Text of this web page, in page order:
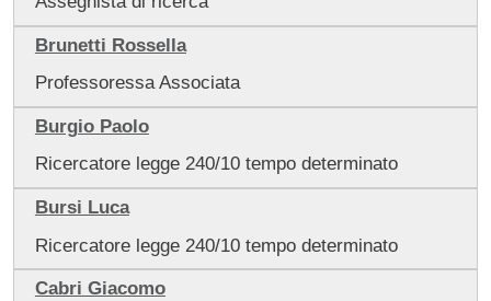
Brunetti Rossella
Professoressa Associata
Burgio Paolo
Ricercatore legge 240/10 tempo determinato
Bursi Luca
Ricercatore legge 240/10 tempo determinato
Cabri Giacomo